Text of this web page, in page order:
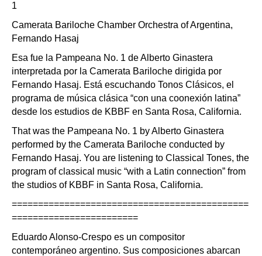
1
Camerata Bariloche Chamber Orchestra of Argentina,
Fernando Hasaj
Esa fue la Pampeana No. 1 de Alberto Ginastera
interpretada por la Camerata Bariloche dirigida por
Fernando Hasaj. Está escuchando Tonos Clásicos, el
programa de música clásica “con una coonexión latina”
desde los estudios de KBBF en Santa Rosa, California.
That was the Pampeana No. 1 by Alberto Ginastera
performed by the Camerata Bariloche conducted by
Fernando Hasaj. You are listening to Classical Tones, the
program of classical music “with a Latin connection” from
the studios of KBBF in Santa Rosa, California.
=============================================
========================
Eduardo Alonso-Crespo es un compositor
contemporáneo argentino. Sus composiciones abarcan